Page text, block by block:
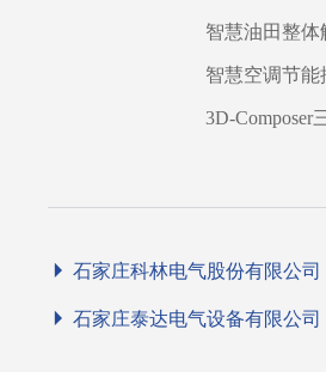
智慧油田整体
智慧空调节能
3D-Composer
石家庄科林电气股份有限公司
石家庄泰达电气设备有限公司